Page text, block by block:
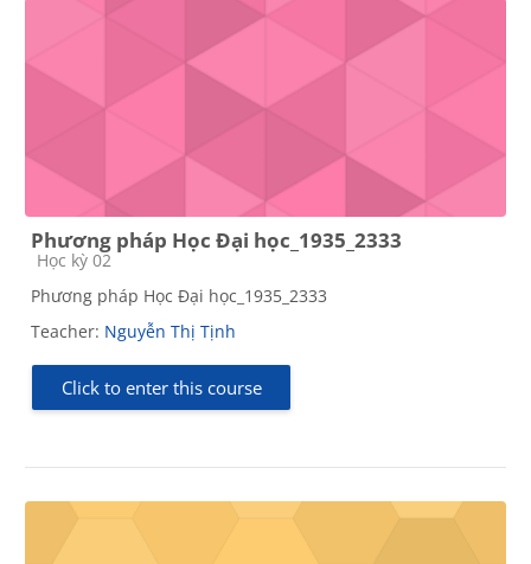
Phương pháp Học Đại học_1935_2333
Course category
Học kỳ 02
Phương pháp Học Đại học_1935_2333
Teacher: Nguyễn Thị Tịnh
Click to enter this course